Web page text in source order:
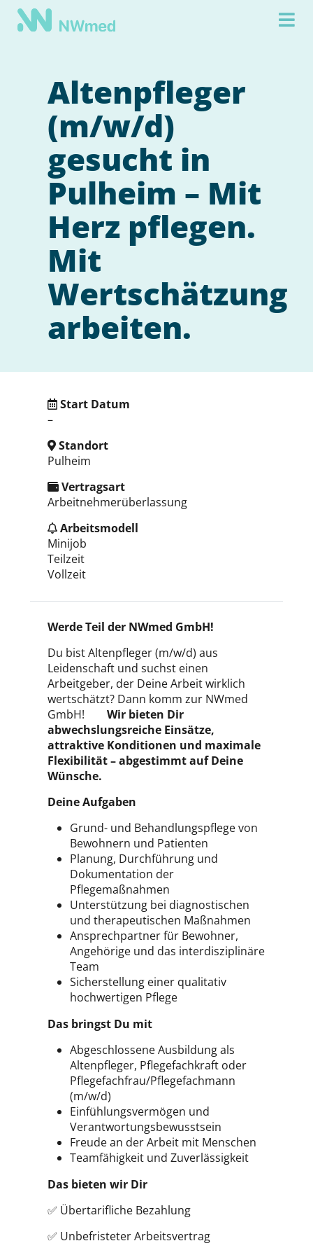
Altenpfleger
(m/w/d)
gesucht in
Pulheim – Mit
Herz pflegen.
Mit
Wertschätzung
arbeiten.
Start Datum
–
Standort
Pulheim
Vertragsart
Arbeitnehmerüberlassung
Arbeitsmodell
Minijob
Teilzeit
Vollzeit
Werde Teil der NWmed GmbH!
Du bist Altenpfleger (m/w/d) aus
Leidenschaft und suchst einen
Arbeitgeber, der Deine Arbeit wirklich
wertschätzt? Dann komm zur NWmed
GmbH!
Wir bieten Dir
abwechslungsreiche Einsätze,
attraktive Konditionen und maximale
Flexibilität – abgestimmt auf Deine
Wünsche.
Deine Aufgaben
Grund- und Behandlungspflege von
Bewohnern und Patienten
Planung, Durchführung und
Dokumentation der
Pflegemaßnahmen
Unterstützung bei diagnostischen
und therapeutischen Maßnahmen
Ansprechpartner für Bewohner,
Angehörige und das interdisziplinäre
Team
Sicherstellung einer qualitativ
hochwertigen Pflege
Das bringst Du mit
Abgeschlossene Ausbildung als
Altenpfleger, Pflegefachkraft oder
Pflegefachfrau/Pflegefachmann
(m/w/d)
Einfühlungsvermögen und
Verantwortungsbewusstsein
Freude an der Arbeit mit Menschen
Teamfähigkeit und Zuverlässigkeit
Das bieten wir Dir
✅ Übertarifliche Bezahlung
✅ Unbefristeter Arbeitsvertrag